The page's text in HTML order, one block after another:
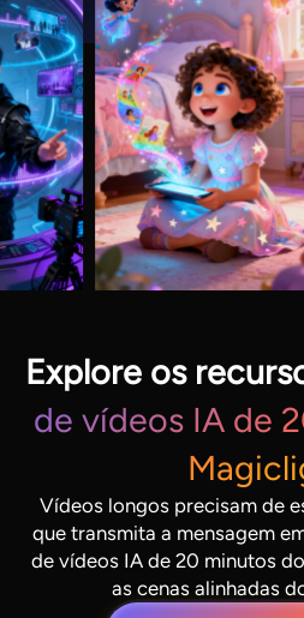
Explore os
de vídeos IA de
Vídeos longos precisam de
que transmita a mensagem
de vídeos IA de 20 minutos
as cenas alinhadas